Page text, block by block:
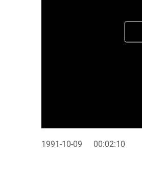
1991-10-09 00:02:10